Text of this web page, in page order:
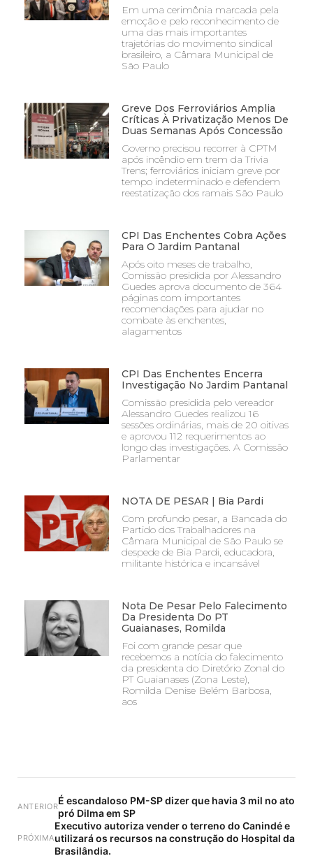
Em uma cerimônia marcada pela
emoção e pelo reconhecimento de
uma das mais importantes
trajetórias do movimento sindical
brasileiro, a Câmara Municipal de
São Paulo
Greve Dos Ferroviários Amplia
Críticas À Privatização Menos De
Duas Semanas Após Concessão
Governo precisou recorrer à CPTM
após incêndio em trem da Trivia
Trens; ferroviários iniciam greve por
tempo indeterminado e defendem
reestatização dos ramais São Paulo
CPI Das Enchentes Cobra Ações
Para O Jardim Pantanal
Após oito meses de trabalho,
Comissão presidida por Alessandro
Guedes aprova documento de 364
páginas com importantes
recomendações para ajudar no
combate às enchentes,
alagamentos
CPI Das Enchentes Encerra
Investigação No Jardim Pantanal
Comissão presidida pelo vereador
Alessandro Guedes realizou 16
sessões ordinárias, mais de 20 oitivas
e aprovou 112 requerimentos ao
longo das investigações. A Comissão
Parlamentar
NOTA DE PESAR | Bia Pardi
Com profundo pesar, a Bancada do
Partido dos Trabalhadores na
Câmara Municipal de São Paulo se
despede de Bia Pardi, educadora,
militante histórica e incansável
Nota De Pesar Pelo Falecimento
Da Presidenta Do PT
Guaianases, Romilda
Foi com grande pesar que
recebemos a notícia do falecimento
da presidenta do Diretório Zonal do
PT Guaianases (Zona Leste),
Romilda Denise Belém Barbosa,
aos
ANTERIORÉ escandaloso PM-SP dizer que havia 3 mil no ato
pró Dilma em SP
PRÓXIMA
Executivo autoriza vender o terreno do Canindé e
utilizará os recursos na construção do Hospital da
Brasilândia.